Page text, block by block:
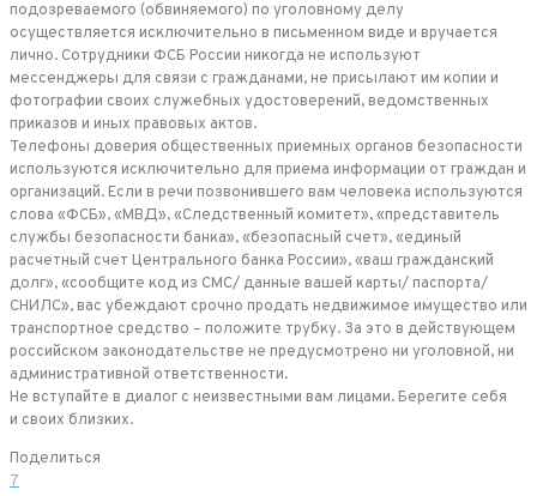
подозреваемого (обвиняемого) по уголовному делу
осуществляется исключительно в письменном виде и вручается
лично. Сотрудники ФСБ России никогда не используют
мессенджеры для связи с гражданами, не присылают им копии и
фотографии своих служебных удостоверений, ведомственных
приказов и иных правовых актов.
Телефоны доверия общественных приемных органов безопасности
используются исключительно для приема информации от граждан и
организаций. Если в речи позвонившего вам человека используются
слова «ФСБ», «МВД», «Следственный комитет», «представитель
службы безопасности банка», «безопасный счет», «единый
расчетный счет Центрального банка России», «ваш гражданский
долг», «сообщите код из СМС/ данные вашей карты/ паспорта/
СНИЛС», вас убеждают срочно продать недвижимое имущество или
транспортное средство – положите трубку. За это в действующем
российском законодательстве не предусмотрено ни уголовной, ни
административной ответственности.
Не вступайте в диалог с неизвестными вам лицами. Берегите себя
и своих близких.
Поделиться
7